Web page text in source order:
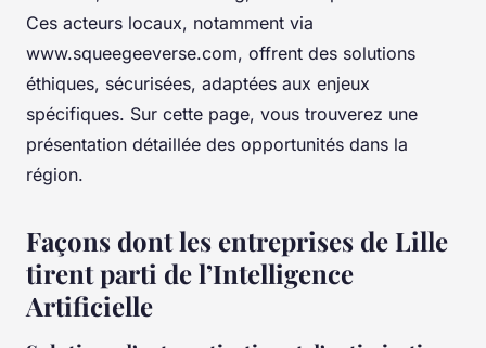
Ces acteurs locaux, notamment via
www.squeegeeverse.com, offrent des solutions
éthiques, sécurisées, adaptées aux enjeux
spécifiques. Sur cette page, vous trouverez une
présentation détaillée des opportunités dans la
région.
Façons dont les entreprises de Lille
tirent parti de l’Intelligence
Artificielle